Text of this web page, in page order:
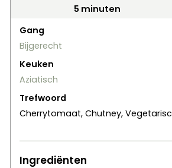
5 minuten
minuten
Gang
Bijgerecht
Keuken
Aziatisch
Trefwoord
Cherrytomaat, Chutney,
Ingrediënten